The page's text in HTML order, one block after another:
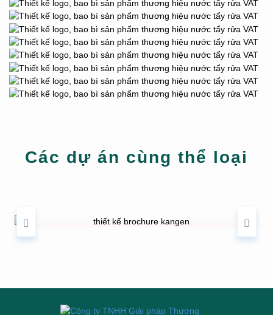
Các dự án cùng thể loại
THIẾT KẾ BROCHURE KANGEN